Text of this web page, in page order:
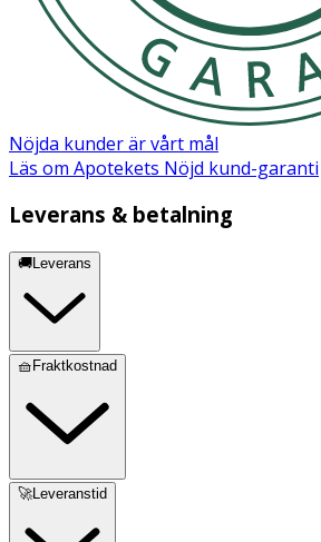
Nöjda kunder är vårt mål
Läs om Apotekets Nöjd kund-garanti
Leverans & betalning
🚚Leverans
🧺Fraktkostnad
🚀Leveranstid